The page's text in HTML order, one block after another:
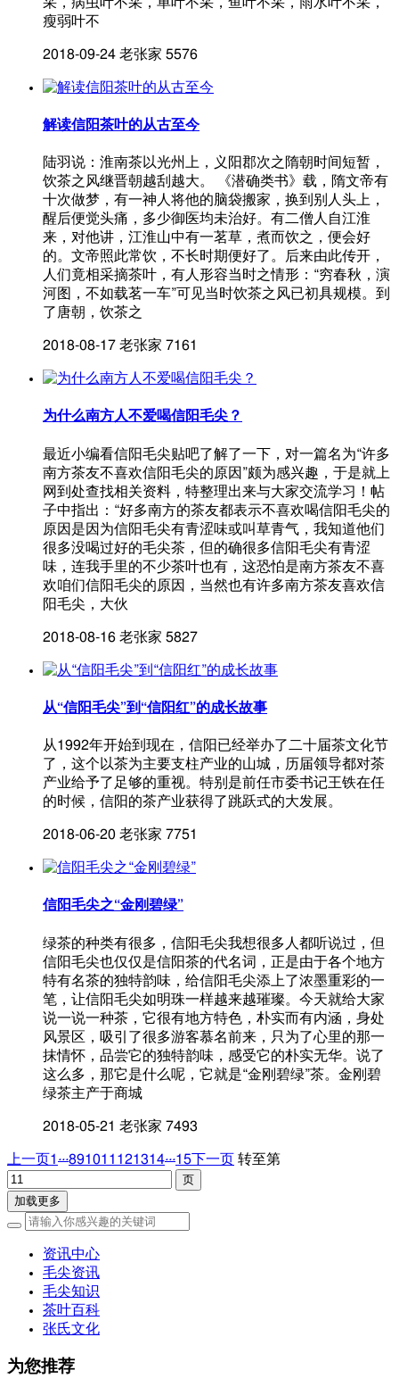
瘦弱叶不
2018-09-24 老张家 5576
解读信阳茶叶的从古至今
陆羽说：淮南茶以光州上，义阳郡次之隋朝时间短暂，
饮茶之风继晋朝越刮越大。 《潜确类书》载，隋文帝有
十次做梦，有一神人将他的脑袋搬家，换到别人头上，
醒后便觉头痛，多少御医均未治好。有二僧人自江淮
来，对他讲，江淮山中有一茗草，煮而饮之，便会好
的。文帝照此常饮，不长时期便好了。后来由此传开，
人们竟相采摘茶叶，有人形容当时之情形：“穷春秋，演
河图，不如载茗一车”可见当时饮茶之风已初具规模。到
了唐朝，饮茶之
2018-08-17 老张家 7161
为什么南方人不爱喝信阳毛尖？
最近小编看信阳毛尖贴吧了解了一下，对一篇名为“许多
南方茶友不喜欢信阳毛尖的原因”颇为感兴趣，于是就上
网到处查找相关资料，特整理出来与大家交流学习！帖
子中指出：“好多南方的茶友都表示不喜欢喝信阳毛尖的
原因是因为信阳毛尖有青涩味或叫草青气，我知道他们
很多没喝过好的毛尖茶，但的确很多信阳毛尖有青涩
味，连我手里的不少茶叶也有，这恐怕是南方茶友不喜
欢咱们信阳毛尖的原因，当然也有许多南方茶友喜欢信
阳毛尖，大伙
2018-08-16 老张家 5827
从“信阳毛尖”到“信阳红”的成长故事
从1992年开始到现在，信阳已经举办了二十届茶文化节
了，这个以茶为主要支柱产业的山城，历届领导都对茶
产业给予了足够的重视。特别是前任市委书记王铁在任
的时候，信阳的茶产业获得了跳跃式的大发展。
2018-06-20 老张家 7751
信阳毛尖之“金刚碧绿”
绿茶的种类有很多，信阳毛尖我想很多人都听说过，但
信阳毛尖也仅仅是信阳茶的代名词，正是由于各个地方
特有名茶的独特韵味，给信阳毛尖添上了浓墨重彩的一
笔，让信阳毛尖如明珠一样越来越璀璨。今天就给大家
说一说一种茶，它很有地方特色，朴实而有内涵，身处
风景区，吸引了很多游客慕名前来，只为了心里的那一
抹情怀，品尝它的独特韵味，感受它的朴实无华。说了
这么多，那它是什么呢，它就是“金刚碧绿”茶。金刚碧
绿茶主产于商城
2018-05-21 老张家 7493
上一页 1 ...891011 121314...15 下一页 转至第
加载更多
资讯中心
毛尖资讯
毛尖知识
茶叶百科
张氏文化
为您推荐